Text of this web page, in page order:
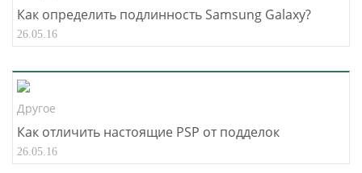
Как определить подлинность Samsung Galaxy?
26.05.16
Другое
Как отличить настоящие PSP от подделок
26.05.16